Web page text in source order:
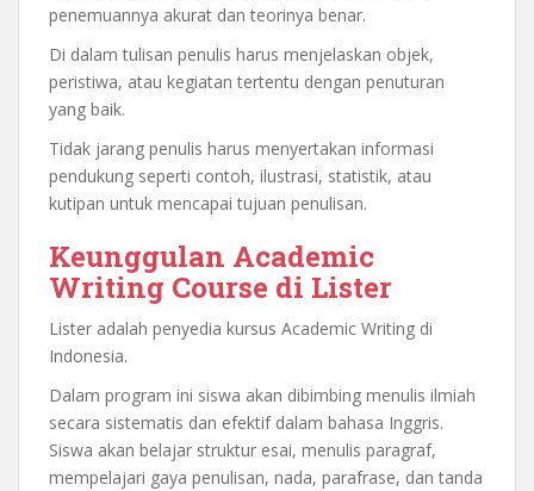
penemuannya akurat dan teorinya benar.
Di dalam tulisan penulis harus menjelaskan objek,
peristiwa, atau kegiatan tertentu dengan penuturan
yang baik.
Tidak jarang penulis harus menyertakan informasi
pendukung seperti contoh, ilustrasi, statistik, atau
kutipan untuk mencapai tujuan penulisan.
Keunggulan Academic
Writing Course di Lister
Lister adalah penyedia kursus Academic Writing di
Indonesia.
Dalam program ini siswa akan dibimbing menulis ilmiah
secara sistematis dan efektif dalam bahasa Inggris.
Siswa akan belajar struktur esai, menulis paragraf,
mempelajari gaya penulisan, nada, parafrase, dan tanda